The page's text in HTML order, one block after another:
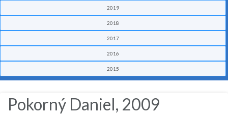
2019
2018
2017
2016
2015
Pokorný Daniel, 2009